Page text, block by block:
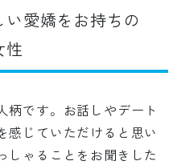
愛嬌をお持ちの
性
柄です。お話しやデート
感じていただけると思い
しゃることをお聞きした